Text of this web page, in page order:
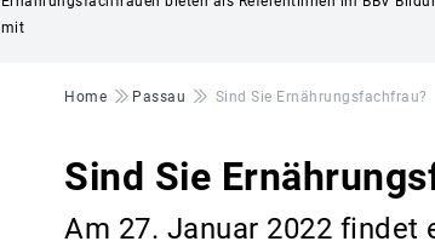
mit
Pfadnavigation
Home Passau Sind Sie Ernährungsfachfrau?
Sind Sie
Am 27. Januar 2022